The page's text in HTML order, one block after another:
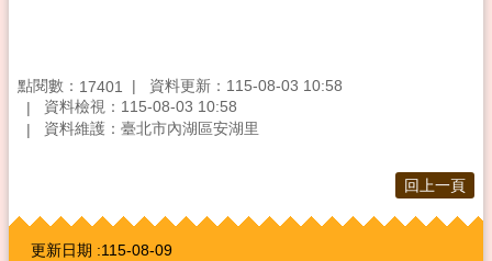
點閱數： 17401
資料更新：115-08-03 10:58
資料檢視：115-08-03 10:58
資料維護：臺北市內湖區安湖里
回上一頁
:::
更新日期 115-08-09